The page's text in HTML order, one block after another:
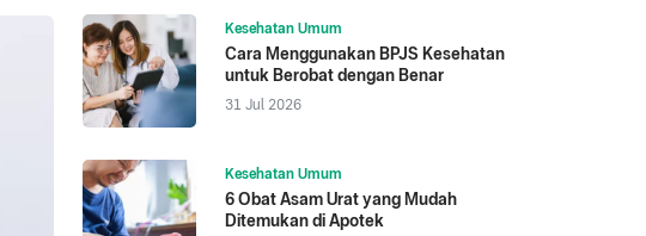
Kesehatan Umum
Cara Menggunakan BPJS Kesehatan
untuk Berobat dengan Benar
31 Jul 2026
Kesehatan Umum
6 Obat Asam Urat yang Mudah
Ditemukan di Apotek